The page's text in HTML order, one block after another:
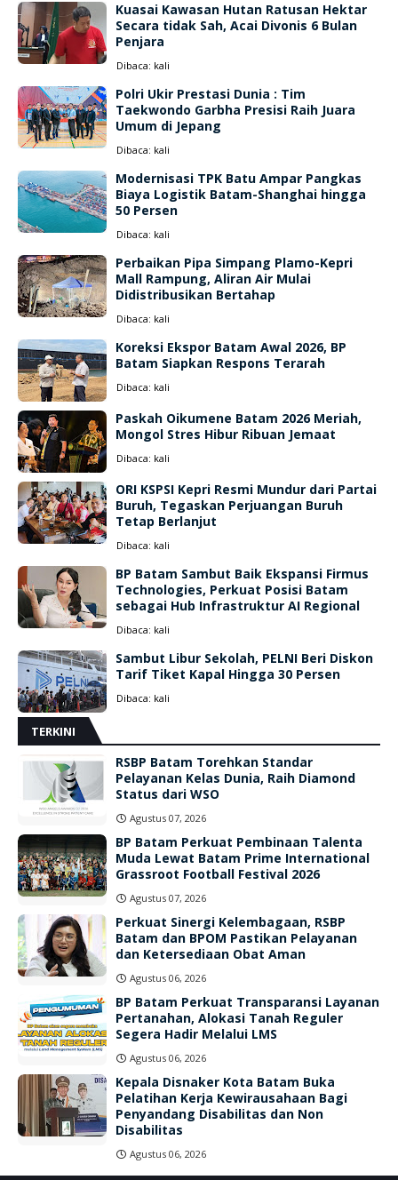
Kuasai Kawasan Hutan Ratusan Hektar
Secara tidak Sah, Acai Divonis 6 Bulan
Penjara
Dibaca: kali
Polri Ukir Prestasi Dunia : Tim
Taekwondo Garbha Presisi Raih Juara
Umum di Jepang
Dibaca: kali
Modernisasi TPK Batu Ampar Pangkas
Biaya Logistik Batam-Shanghai hingga
50 Persen
Dibaca: kali
Perbaikan Pipa Simpang Plamo-Kepri
Mall Rampung, Aliran Air Mulai
Didistribusikan Bertahap
Dibaca: kali
Koreksi Ekspor Batam Awal 2026, BP
Batam Siapkan Respons Terarah
Dibaca: kali
Paskah Oikumene Batam 2026 Meriah,
Mongol Stres Hibur Ribuan Jemaat
Dibaca: kali
ORI KSPSI Kepri Resmi Mundur dari Partai
Buruh, Tegaskan Perjuangan Buruh
Tetap Berlanjut
Dibaca: kali
BP Batam Sambut Baik Ekspansi Firmus
Technologies, Perkuat Posisi Batam
sebagai Hub Infrastruktur AI Regional
Dibaca: kali
Sambut Libur Sekolah, PELNI Beri Diskon
Tarif Tiket Kapal Hingga 30 Persen
Dibaca: kali
TERKINI
RSBP Batam Torehkan Standar
Pelayanan Kelas Dunia, Raih Diamond
Status dari WSO
Agustus 07, 2026
BP Batam Perkuat Pembinaan Talenta
Muda Lewat Batam Prime International
Grassroot Football Festival 2026
Agustus 07, 2026
Perkuat Sinergi Kelembagaan, RSBP
Batam dan BPOM Pastikan Pelayanan
dan Ketersediaan Obat Aman
Agustus 06, 2026
BP Batam Perkuat Transparansi Layanan
Pertanahan, Alokasi Tanah Reguler
Segera Hadir Melalui LMS
Agustus 06, 2026
Kepala Disnaker Kota Batam Buka
Pelatihan Kerja Kewirausahaan Bagi
Penyandang Disabilitas dan Non
Disabilitas
Agustus 06, 2026